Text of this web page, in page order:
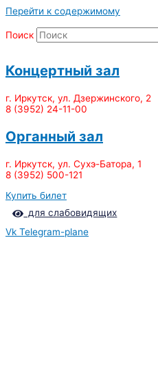
Перейти к содержимому
Поиск
Концертный зал
г. Иркутск, ул. Дзержинского, 2
8 (3952) 24-11-00
Органный зал
г. Иркутск, ул. Сухэ-Батора, 1
8 (3952) 500-121
Купить билет
для слабовидящих
Vk Telegram-plane